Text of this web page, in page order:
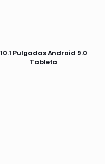
10.1 Pulgadas Android 9.0
Tableta